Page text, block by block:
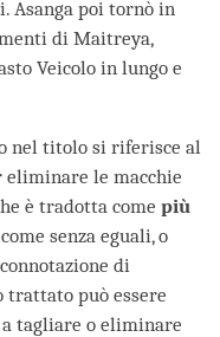
Asanga poi tornò in
di Maitreya,
Veicolo in lungo e
nel titolo si riferisce al
le macchie
è tradotta come più
senza eguali, o
di
trattato può essere
tagliare o eliminare